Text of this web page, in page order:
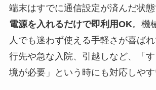
端末はすでに通信設定が済んだ状態
電源を入れるだけで即利用OK。機
人でも迷わず使える手軽さが喜ば
行先や急な入院、引越しなど、「
境が必要」という時にも対応しやす